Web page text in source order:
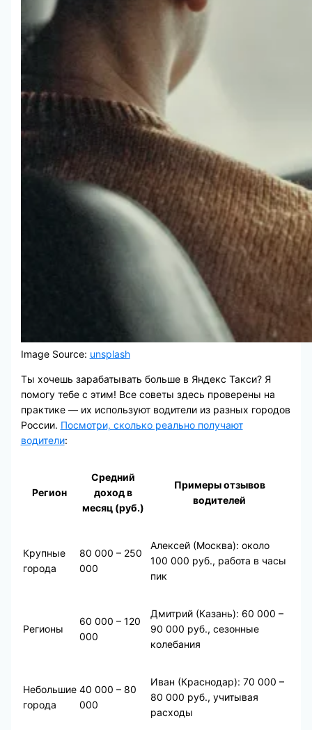
Image Source: unsplash
Ты хочешь зарабатывать больше в Яндекс Такси? Я
помогу тебе с этим! Все советы здесь проверены на
практике — их используют водители из разных городов
России. Посмотри, сколько реально получают
водители:
Регион
Средний
доход в
месяц (руб.)
Примеры отзывов
водителей
Крупные
города
80 000 – 250
000
Алексей (Москва): около
100 000 руб., работа в часы
пик
Регионы
60 000 – 120
000
Дмитрий (Казань): 60 000 –
90 000 руб., сезонные
колебания
Небольшие
города
40 000 – 80
000
Иван (Краснодар): 70 000 –
80 000 руб., учитывая
расходы